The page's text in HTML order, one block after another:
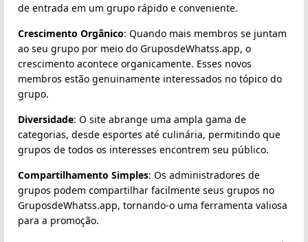
de entrada em um grupo rápido e conveniente.
Crescimento Orgânico: Quando mais membros se juntam
ao seu grupo por meio do GruposdeWhatss.app, o
crescimento acontece organicamente. Esses novos
membros estão genuinamente interessados no tópico do
grupo.
Diversidade: O site abrange uma ampla gama de
categorias, desde esportes até culinária, permitindo que
grupos de todos os interesses encontrem seu público.
Compartilhamento Simples: Os administradores de
grupos podem compartilhar facilmente seus grupos no
GruposdeWhatss.app, tornando-o uma ferramenta valiosa
para a promoção.